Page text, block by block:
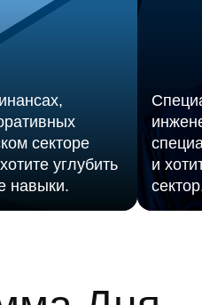
секторе
углубить
навыки.
и